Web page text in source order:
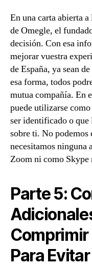
En una carta abierta
de Omegle, el
decisión. Con esa
mejorar vuestra
de España, ya sean
esa forma, todos
mutua compañía. En
puede utilizarse
ser identificado o que
sobre ti. No
necesitamos ninguna
Zoom ni como Skype
Parte 5:
Para